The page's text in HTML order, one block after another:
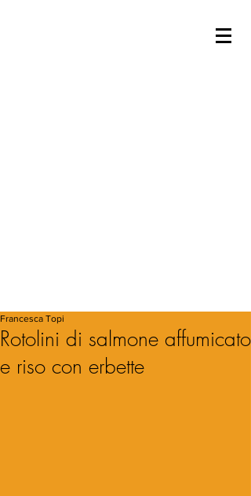
Rotolini di salmone affumicato
e riso con erbette
Francesca Topi